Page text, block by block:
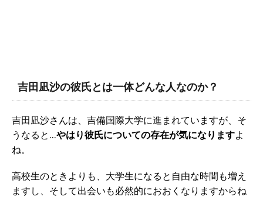
吉田凪沙の彼氏とは一体どんな人なのか？
吉田凪沙さんは、吉備国際大学に進まれていますが、そ
うなると…やはり彼氏についての存在が気になりますよ
ね。
高校生のときよりも、大学生になると自由な時間も増え
ますし、そして出会いも必然的におおくなりますからね